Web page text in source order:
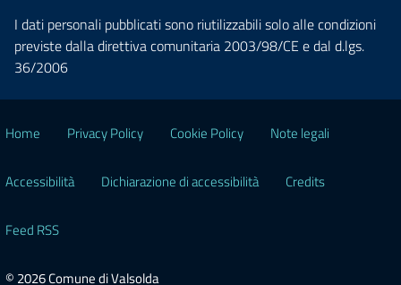
I dati personali pubblicati sono riutilizzabili solo alle condizioni
previste dalla direttiva comunitaria 2003/98/CE e dal d.lgs.
36/2006
Home Privacy Policy Cookie Policy Note legali
Accessibilità Dichiarazione di accessibilità Credits
Feed RSS
© 2026 Comune di Valsolda